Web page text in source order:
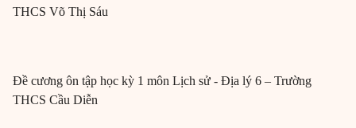
THCS Võ Thị Sáu
Đề cương ôn tập học kỳ 1 môn Lịch sử - Địa lý 6 – Trường
THCS Cầu Diễn